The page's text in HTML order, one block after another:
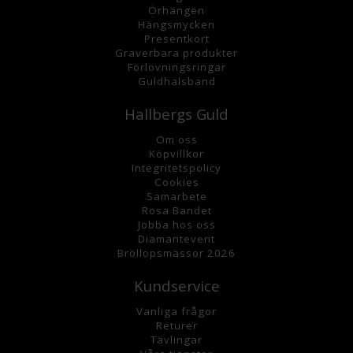
Örhängen
Hängsmycken
Presentkort
Graverbara produkter
Förlovningsringar
Guldhalsband
Hallbergs Guld
Om oss
Köpvillkor
Integritetspolicy
Cookies
Samarbete
Rosa Bandet
Jobba hos oss
Diamantevent
Bröllopsmässor 2026
Kundservice
Vanliga frågor
Returer
Tävlingar